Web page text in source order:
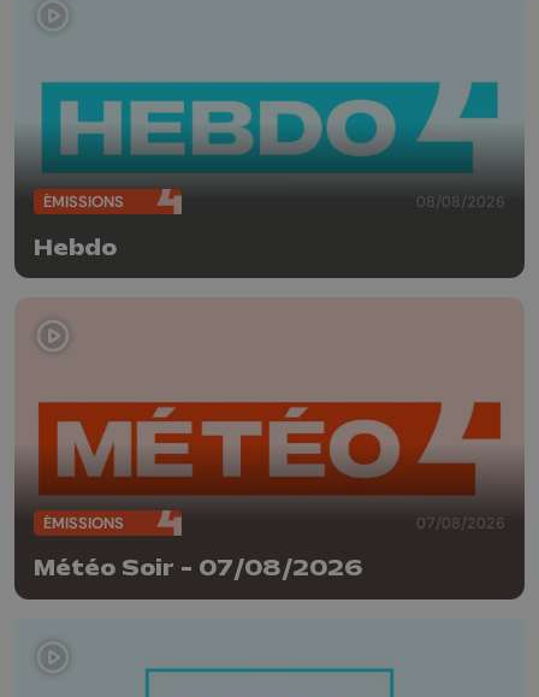
ÉMISSIONS 08/08/2026
Hebdo
ÉMISSIONS 07/08/2026
Météo Soir - 07/08/2026